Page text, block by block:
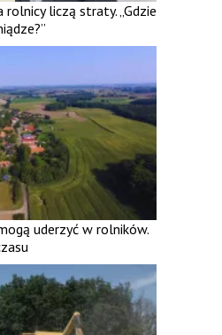
rolnicy liczą straty. „Gdzie
uderzyć w rolników.